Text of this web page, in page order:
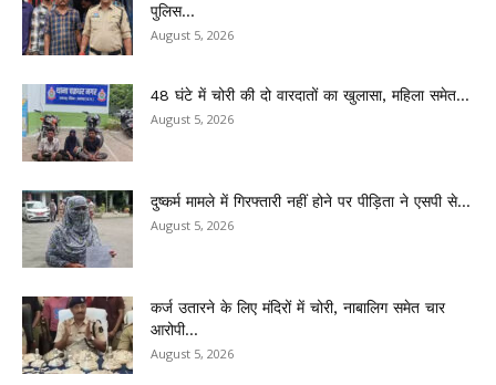
पुलिस...
August 5, 2026
48 घंटे में चोरी की दो वारदातों का खुलासा, महिला समेत...
August 5, 2026
दुष्कर्म मामले में गिरफ्तारी नहीं होने पर पीड़िता ने एसपी से...
August 5, 2026
कर्ज उतारने के लिए मंदिरों में चोरी, नाबालिग समेत चार
आरोपी...
August 5, 2026